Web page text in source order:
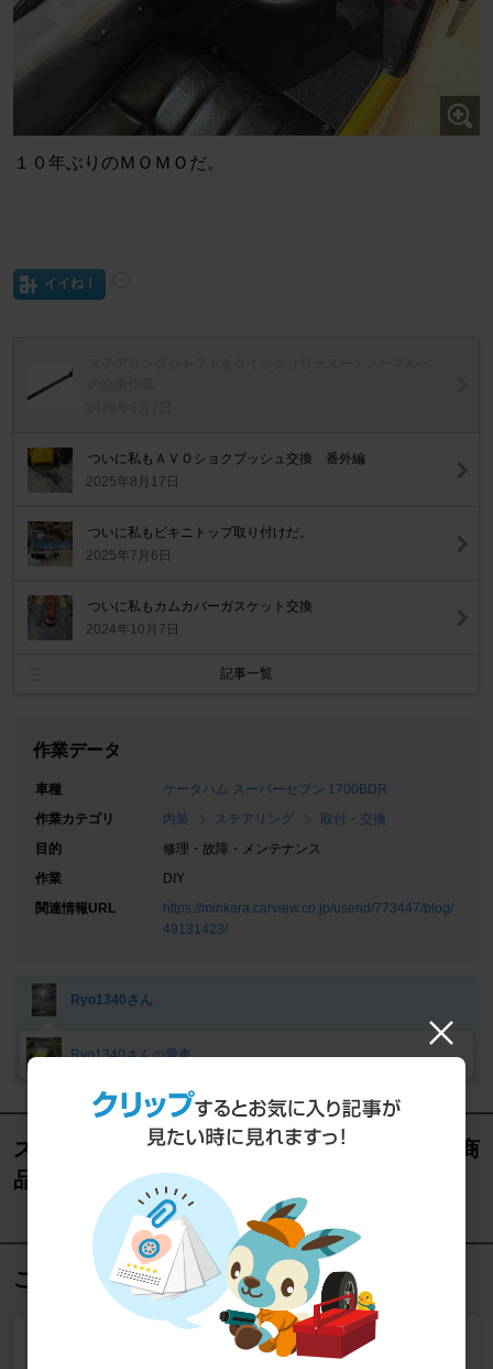
１０年ぶりのＭＯＭＯだ。
イイね！
ついに私もＡＶＯショクブッシュ交換 番外編
2025年8月17日
ついに私もビキニトップ取り付けだ。
2025年7月6日
ついに私もカムカバーガスケット交換
2024年10月7日
記事一覧
作業データ
車種
ケータハム スーパーセブン 1700BDR
作業カテゴリ
内装 ステアリング
取付・交換
目的
修理・故障・メンテナンス
作業
DIY
関連情報URL
https://minkara.carview.co.jp/userid/773447/blog/
49131423/
Ryo1340さん
Ryo1340さんの愛車
スーパーセブン 1700BDR ステアリング の人気商
品
この記事を見た人におすすめ
ついに私もステアリングドレス